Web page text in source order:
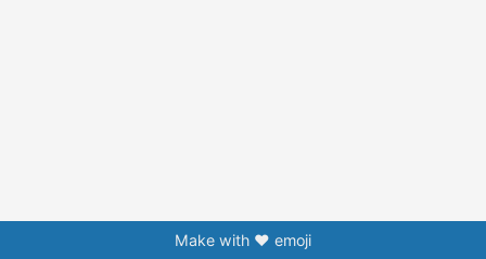
Make with ❤️ emoji